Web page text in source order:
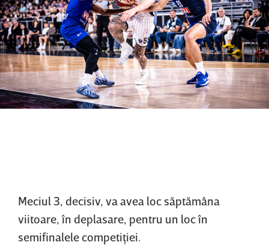
Meciul 3, decisiv, va avea loc săptămâna
viitoare, în deplasare, pentru un loc în
semifinalele competiţiei.